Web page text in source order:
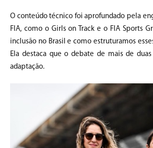
O conteúdo técnico foi aprofundado pela
FIA, como o Girls on Track e o FIA Sports
inclusão no Brasil e como estruturamos
Ela destaca que o debate de mais de
adaptação.